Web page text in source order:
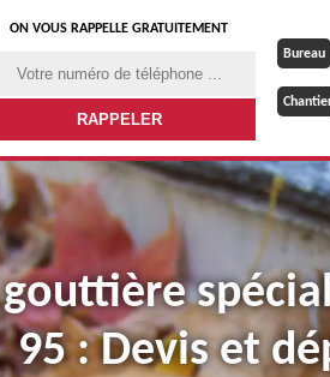
ON VOUS RAPPELLE GRATUITEMENT
Bureau
95 : Devis et